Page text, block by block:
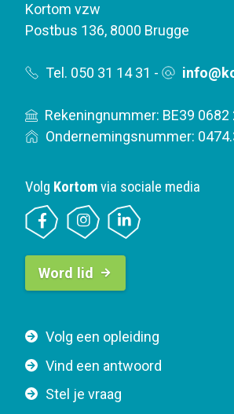
Kortom vzw
Postbus 136, 8000 Brugge
Tel. 050 31 14 31 -
Rekeningnummer: BE39 0682
Ondernemingsnummer:
F
o
t
Volg een opleiding
Vind een antwoord
Stel je vraag
Volg Kortomvia sociale media
B
t
o
n
a
Word lid